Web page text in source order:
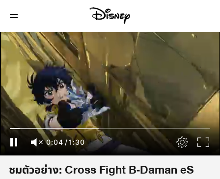
0:04 /1:30
ชมตัวอย่าง: Cross Fight B-Daman eS